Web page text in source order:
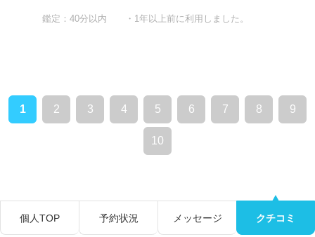
鑑定：40分以内 ・1年以上前に利用しました。
1 2 3 4 5 6 7 8 9
10
個人TOP 予約状況 メッセージ クチコミ